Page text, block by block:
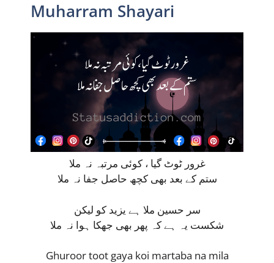
Muharram Shayari
غرور ٹوٹ گیا ، کوئی مرتبہ نہ ملا
ستم کے بعد بھی کچھ حاصل جفا نہ ملا
سر حسین ملا ہے یزید کو لیکن
شکست یہ ہے کہ پھر بھی جھکا ہوا نہ ملا
Ghuroor toot gaya koi martaba na mila